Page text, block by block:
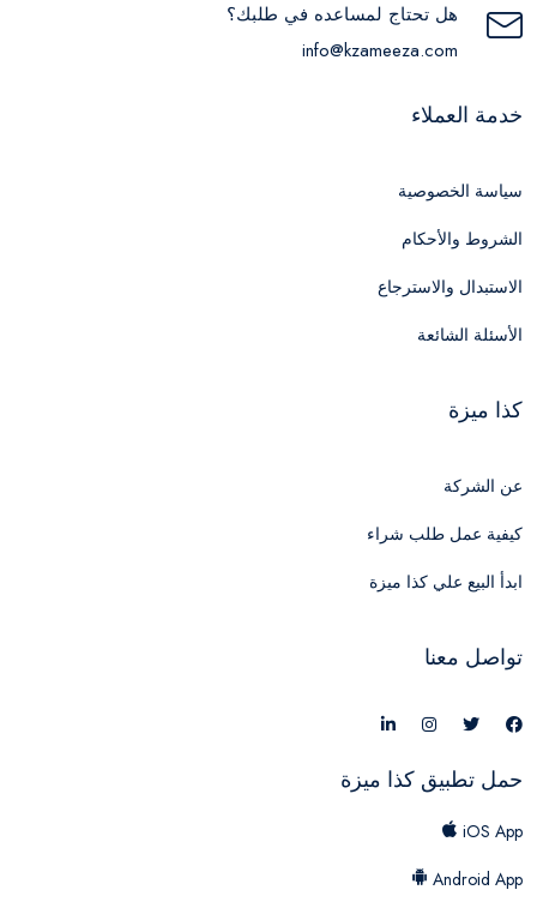
هل تحتاج لمساعده في طلبك؟
info@kzameeza.com
خدمة العملاء
سياسة الخصوصية
الشروط والأحكام
الاستبدال والاسترجاع
الأسئلة الشائعة
كذا ميزة
عن الشركة
كيفية عمل طلب شراء
ابدأ البيع علي كذا ميزة
تواصل معنا
حمل تطبيق كذا ميزة
iOS App
Android App